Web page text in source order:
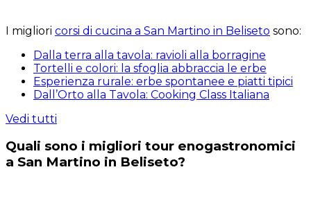
I migliori corsi di cucina a San Martino in Beliseto sono:
Dalla terra alla tavola: ravioli alla borragine
Tortelli e colori: la sfoglia abbraccia le erbe
Esperienza rurale: erbe spontanee e piatti tipici
Dall’Orto alla Tavola: Cooking Class Italiana
Vedi tutti
Quali sono i migliori tour enogastronomici
a San Martino in Beliseto?